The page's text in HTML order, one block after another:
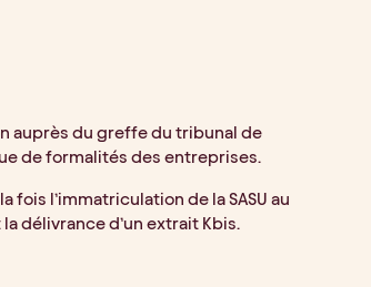
auprès du greffe du tribunal de
de formalités des entreprises.
l’immatriculation de la SASU au
délivrance d’un extrait Kbis.